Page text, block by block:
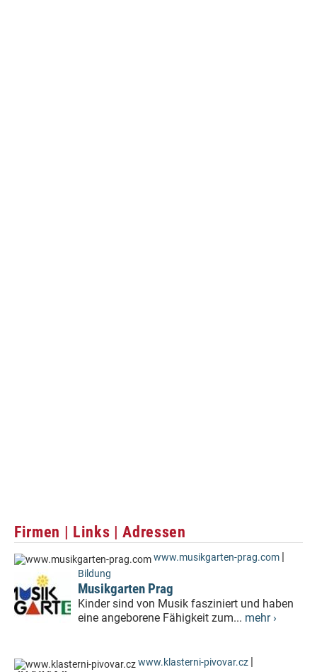
Firmen | Links | Adressen
www.musikgarten-prag.com |
Bildung
Musikgarten Prag
Kinder sind von Musik fasziniert und haben
eine angeborene Fähigkeit zum... mehr ›
www.klasterni-pivovar.cz |